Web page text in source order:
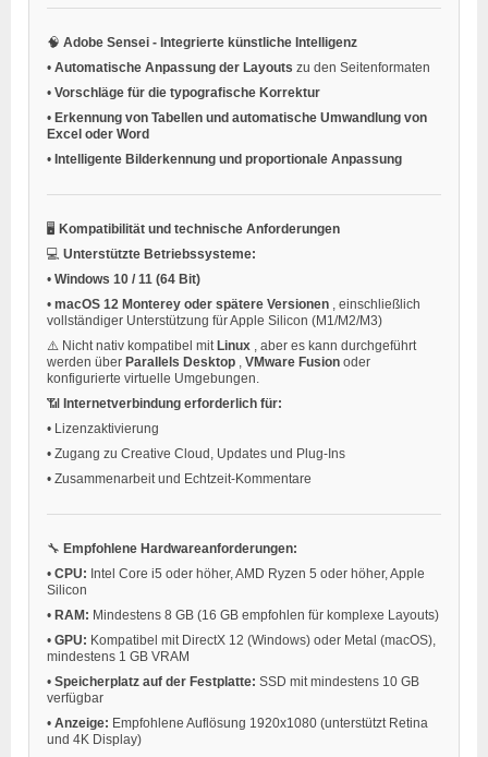
🧠 Adobe Sensei - Integrierte künstliche Intelligenz
• Automatische Anpassung der Layouts zu den Seitenformaten
• Vorschläge für die typografische Korrektur
• Erkennung von Tabellen und automatische Umwandlung von
Excel oder Word
• Intelligente Bilderkennung und proportionale Anpassung
🖥️ Kompatibilität und technische Anforderungen
💻 Unterstützte Betriebssysteme:
• Windows 10 / 11 (64 Bit)
• macOS 12 Monterey oder spätere Versionen
, einschließlich
vollständiger Unterstützung für Apple Silicon (M1/M2/M3)
⚠️ Nicht nativ kompatibel mit Linux
, aber es kann durchgeführt
werden über Parallels Desktop VMware Fusion oder
konfigurierte virtuelle Umgebungen.
📶 Internetverbindung erforderlich für:
• Lizenzaktivierung
• Zugang zu Creative Cloud, Updates und Plug-Ins
• Zusammenarbeit und Echtzeit-Kommentare
🔧 Empfohlene Hardwareanforderungen:
• CPU: Intel Core i5 oder höher, AMD Ryzen 5 oder höher, Apple
Silicon
• RAM: Mindestens 8 GB (16 GB empfohlen für komplexe Layouts)
• GPU: Kompatibel mit DirectX 12 (Windows) oder Metal (macOS),
mindestens 1 GB VRAM
• Speicherplatz auf der Festplatte: SSD mit mindestens 10 GB
verfügbar
• Anzeige: Empfohlene Auflösung 1920x1080 (unterstützt Retina
und 4K Display)